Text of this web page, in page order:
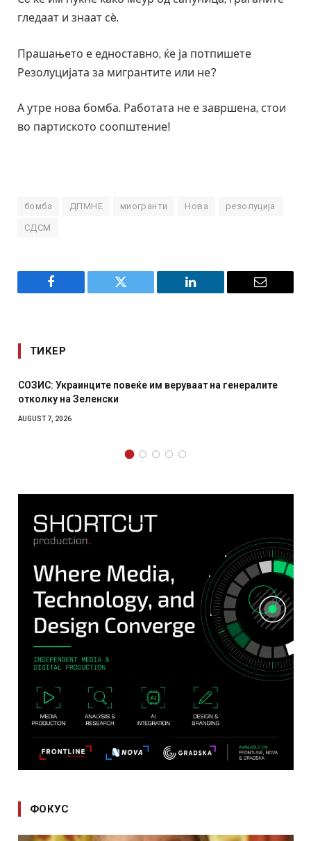
гледаат и знаат сè.
Прашањето е едноставно, ќе ја потпишете
Резолуцијата за мигрантите или не?
А утре нова бомба. Работата не е завршена, стои
во партиското соопштение!
бомба ДПМНЕ миогранти Нова резолуција
СДСМ
Facebook Twitter LinkedIn Email
ТИКЕР
Рачна бомба експлодира пред зграда во главниот
српски град – оштетени автомобили и локали
AUGUST 6, 2026
ФОКУС